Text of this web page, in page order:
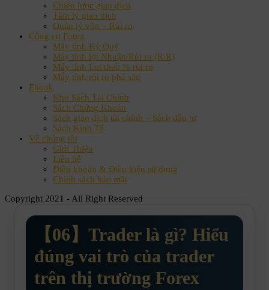
Chiến lược giao dịch
Tâm lý giao dịch
Quản lý vốn – Rủi ro
Công cụ Forex
Máy tính Ký Quỹ
Máy tính lợi Nhuận/Rủi ro (R:R)
Máy tính Lot theo % rủi ro
Máy tính rủi ro phá sản
Ebook
Kho Sách Tài Chính
Sách Chứng Khoán
Sách giao dịch tài chính – Sách đầu tư
Sách Kinh Tế
Về chúng tôi
Giới Thiệu
Liên hệ
Điều khoản & Điều kiện sử dụng
Chính sách bảo mật
Copyright 2021 - All Right Reserved
【06】Trader là gì? Hiểu
đúng vai trò của trader
trên thị trường Forex